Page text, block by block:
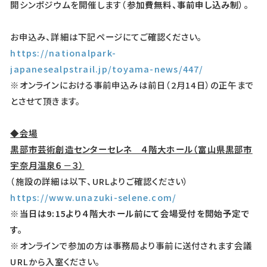
開シンポジウムを開催します（参加費無料、事前申し込み制）。
お申込み、詳細は下記ページにてご確認ください。
https://nationalpark-
japanesealpstrail.jp/toyama-news/447/
※オンラインにおける事前申込みは前日（2月14日）の正午まで
とさせて頂きます。
◆会場
黒部市芸術創造センターセレネ ４階大ホール（富山県黒部市
宇奈月温泉６－３）
（施設の詳細は以下、URLよりご確認ください）
https://www.unazuki-selene.com/
※当日は9:15より４階大ホール前にて会場受付を開始予定で
す。
※オンラインで参加の方は事務局より事前に送付されます会議
URLから入室ください。